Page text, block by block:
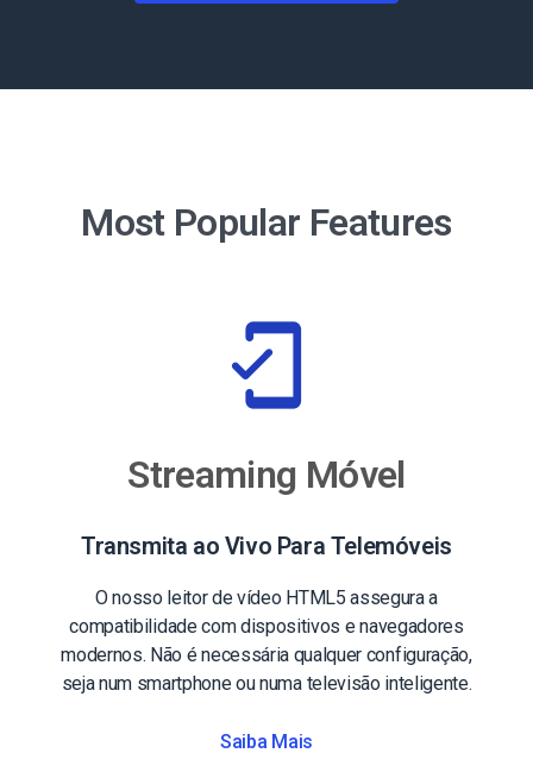
Most Popular Features
Streaming Móvel
Transmita ao Vivo Para Telemóveis
O nosso leitor de vídeo HTML5 assegura a
compatibilidade com dispositivos e navegadores
modernos. Não é necessária qualquer configuração,
seja num smartphone ou numa televisão inteligente.
Saiba Mais